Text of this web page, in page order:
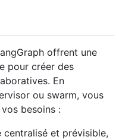
offrent une
pour créer des
En
ou swarm, vous
besoins :
et prévisible,